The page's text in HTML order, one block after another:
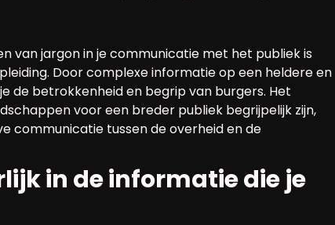
van jargon in je communicatie met het publiek is
Door complexe informatie op een heldere en
de betrokkenheid en begrip van burgers. Het
voor een breder publiek begrijpelijk zijn,
communicatie tussen de overheid en de
in de informatie die je